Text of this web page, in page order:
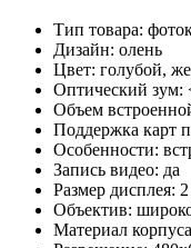
Тип товара:
Дизайн: олень
Цвет: голубой,
Оптический зум:
Объем
Поддержка карт
Особенности:
Запись видео: да
Размер дисплея:
Объектив:
Материал